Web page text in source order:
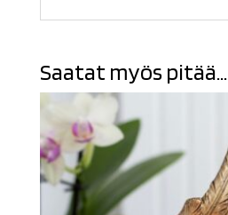
Saatat myös pitää...